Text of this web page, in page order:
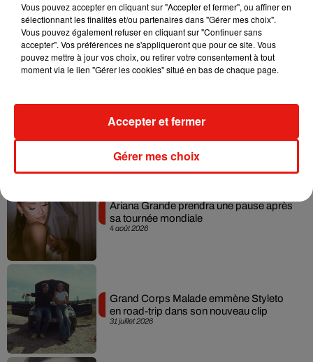
5 août 2026
Benny Blanco invite Selena Gomez et
Becky G sur son nouveau single
live session solaire
4 août 2026
Ariana Grande prendra une pause après
sa tournée mondiale
31 juillet 2026
Grand Corps Malade emmène Styleto
en road-trip dans son nouveau clip
Vous pouvez accepter en cliquant sur "Accepter et fermer", ou affiner en
sélectionnant les finalités et/ou partenaires dans "Gérer mes choix".
Vous pouvez également refuser en cliquant sur "Continuer sans
accepter". Vos préférences ne s'appliqueront que pour ce site. Vous
pouvez mettre à jour vos choix, ou retirer votre consentement à tout
moment via le lien "Gérer les cookies" situé en bas de chaque page.
Gérer mes choix
Accepter et fermer